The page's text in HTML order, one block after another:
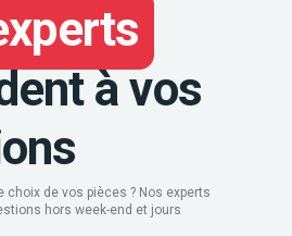
à vos
de vos pièces ? Nos experts
hors week-end et jours